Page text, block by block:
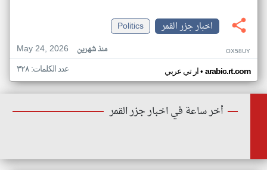
اخبار جزر القمر
Politics
May 24, 2026
منذ شهرين OX58UY
ار تي عربي• arabic.rt.com عدد الكلمات: ٣٢٨
أخر ساعة في اخبار جزر القمر